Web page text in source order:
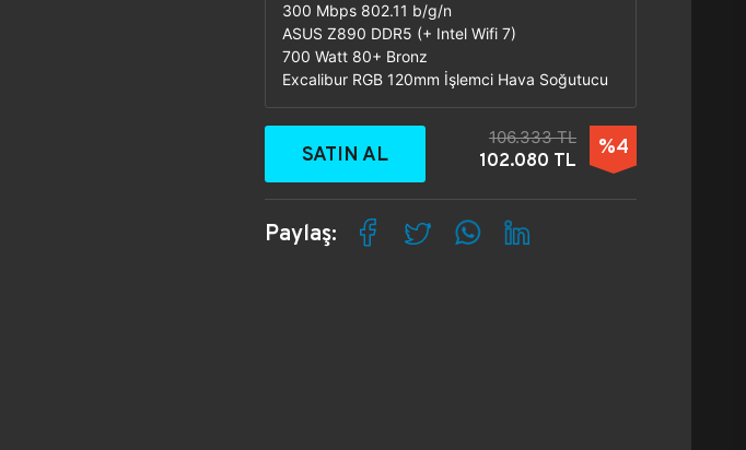
300 Mbps 802.11 b/g/n
ASUS Z890 DDR5 (+ Intel Wifi 7)
700 Watt 80+ Bronz
Excalibur RGB 120mm İşlemci Hava Soğutucu
SATIN AL
106.333 TL
102.080 TL
%4
Paylaş: